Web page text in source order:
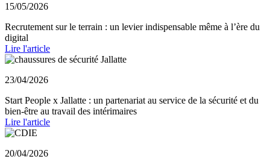
15/05/2026
Recrutement sur le terrain : un levier indispensable même à l’ère du
digital
Lire l'article
23/04/2026
Start People x Jallatte : un partenariat au service de la sécurité et du
bien-être au travail des intérimaires
Lire l'article
20/04/2026